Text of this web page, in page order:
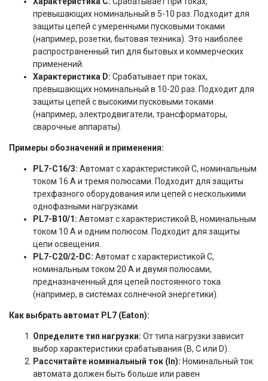
превышающих номинальный в 5-10 раз. Подходит для
защиты цепей с умеренными пусковыми токами
(например, розетки, бытовая техника). Это наиболее
распространенный тип для бытовых и коммерческих
применений.
Характеристика D: Срабатывает при токах,
превышающих номинальный в 10-20 раз. Подходит для
защиты цепей с высокими пусковыми токами
(например, электродвигатели, трансформаторы,
сварочные аппараты).
Примеры обозначений и применения:
PL7-C16/3: Автомат с характеристикой C, номинальным
током 16 А и тремя полюсами. Подходит для защиты
трехфазного оборудования или цепей с несколькими
однофазными нагрузками.
PL7-B10/1: Автомат с характеристикой B, номинальным
током 10 А и одним полюсом. Подходит для защиты
цепи освещения.
PL7-C20/2-DC: Автомат с характеристикой C,
номинальным током 20 А и двумя полюсами,
предназначенный для цепей постоянного тока
(например, в системах солнечной энергетики).
Как выбрать автомат PL7 (Eaton):
Определите тип нагрузки: От типа нагрузки зависит
выбор характеристики срабатывания (B, C или D).
Рассчитайте номинальный ток (In): Номинальный ток
автомата должен быть больше или равен